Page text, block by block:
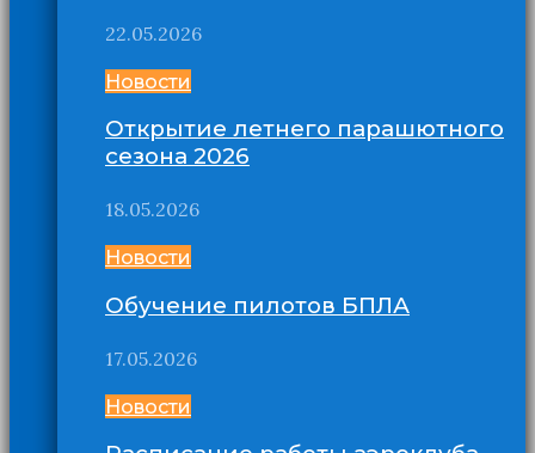
22.05.2026
Новости
Открытие летнего парашютного
сезона 2026
18.05.2026
Новости
Обучение пилотов БПЛА
17.05.2026
Новости